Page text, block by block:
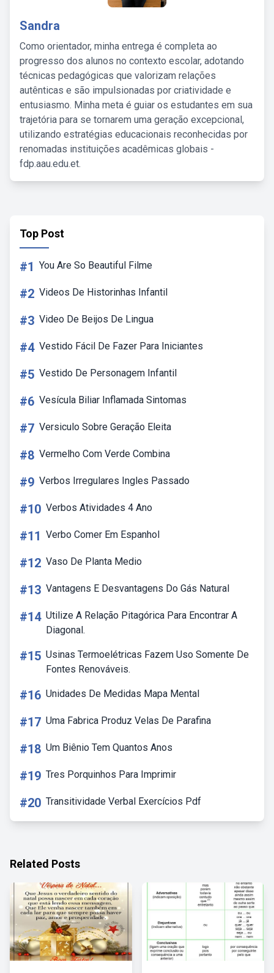
Sandra
Como orientador, minha entrega é completa ao
progresso dos alunos no contexto escolar, adotando
técnicas pedagógicas que valorizam relações
autênticas e são impulsionadas por criatividade e
entusiasmo. Minha meta é guiar os estudantes em sua
trajetória para se tornarem uma geração excepcional,
utilizando estratégias educacionais reconhecidas por
renomadas instituições acadêmicas globais -
fdp.aau.edu.et.
Top Post
#1 You Are So Beautiful Filme
#2 Videos De Historinhas Infantil
#3 Video De Beijos De Lingua
#4 Vestido Fácil De Fazer Para Iniciantes
#5 Vestido De Personagem Infantil
#6 Vesícula Biliar Inflamada Sintomas
#7 Versiculo Sobre Geração Eleita
#8 Vermelho Com Verde Combina
#9 Verbos Irregulares Ingles Passado
#10 Verbos Atividades 4 Ano
#11 Verbo Comer Em Espanhol
#12 Vaso De Planta Medio
#13 Vantagens E Desvantagens Do Gás Natural
#14 Utilize A Relação Pitagórica Para Encontrar A
Diagonal.
#15 Usinas Termoelétricas Fazem Uso Somente De
Fontes Renováveis.
#16 Unidades De Medidas Mapa Mental
#17 Uma Fabrica Produz Velas De Parafina
#18 Um Biênio Tem Quantos Anos
#19 Tres Porquinhos Para Imprimir
#20 Transitividade Verbal Exercícios Pdf
Related Posts